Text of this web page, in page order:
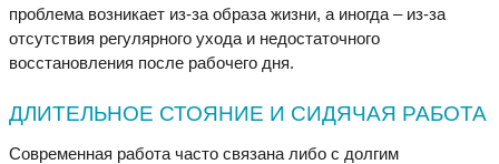
проблема возникает из-за образа жизни, а иногда – из-за
отсутствия регулярного ухода и недостаточного
восстановления после рабочего дня.
ДЛИТЕЛЬНОЕ СТОЯНИЕ И СИДЯЧАЯ РАБОТА
Современная работа часто связана либо с долгим